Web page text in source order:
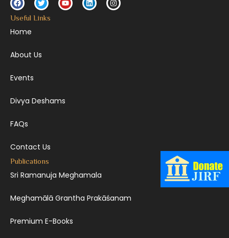
Useful Links
Home
About Us
Events
Divya Deshams
FAQs
Contact Us
Publications
Sri Ramanuja Meghamala
Meghamālā Grantha Prakāśanam
Premium E-Books